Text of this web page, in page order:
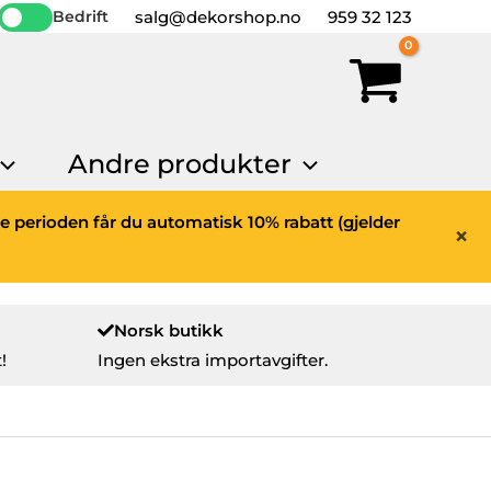
Bedrift salg@dekorshop.no 959 32 123
Andre produkter
×
perioden får du automatisk 10% rabatt (gjelder
Norsk butikk
Ingen ekstra importavgifter.